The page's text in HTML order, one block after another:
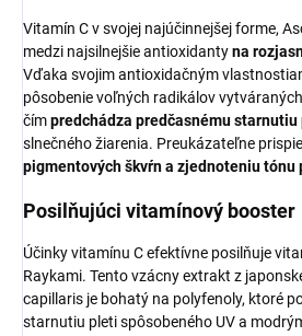
Vitamín C v svojej najúčinnejšej forme,
medzi najsilnejšie antioxidantyna
Vďaka svojim antioxidačným
pôsobenie voľných radikálov
čímpredchádza predčasnému starnutiu
slnečného žiarenia. Preukázateľne
pigmentových škvŕn a zjednoteniu tónu
Posilňujúci vitamínový booster
Účinky vitamínu C efektívne posilňuje
Raykami. Tento vzácny extrakt z
capillaris je bohatý na polyfenoly, ktoré
starnutiu pleti spôsobeného UV a